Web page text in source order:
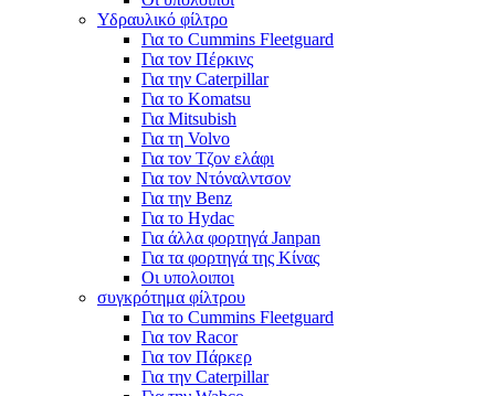
Υδραυλικό φίλτρο
Για το Cummins Fleetguard
Για τον Πέρκινς
Για την Caterpillar
Για το Komatsu
Για Mitsubish
Για τη Volvo
Για τον Τζον ελάφι
Για τον Ντόναλντσον
Για την Benz
Για το Hydac
Για άλλα φορτηγά Janpan
Για τα φορτηγά της Κίνας
Οι υπολοιποι
συγκρότημα φίλτρου
Για το Cummins Fleetguard
Για τον Racor
Για τον Πάρκερ
Για την Caterpillar